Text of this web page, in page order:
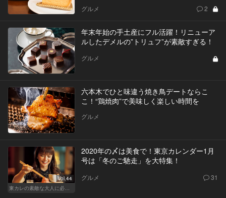
グルメ 2
年末年始の手土産にフル活躍！リニューア
ルしたデメルの”トリュフ”が素敵すぎる！
グルメ
六本木でひと味違う焼き鳥デートならこ
こ！“鶏焼肉”で美味しく楽しい時間を
グルメ
Vol.44
東カレの素敵な大人に必要なこと
2020年の〆は美食で！東京カレンダー1月
号は「冬のご馳走」を大特集！
グルメ 31